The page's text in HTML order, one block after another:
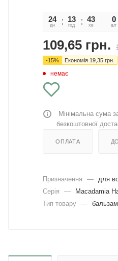
24
дн
13
год
43
хв
47
сек
0
шт
109,65 грн.
-15% Економія 19,35 грн.
немає
Мінімальна сума
безкоштовної
ОПЛАТА
Призначення —
для
Серія
—
Macadamia
Тип товару — бальзам